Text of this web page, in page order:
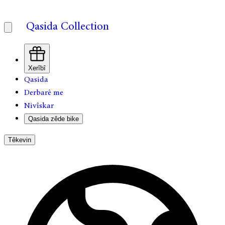
Qasida Collection
Xerîbî
Qasida
Derbarê me
Nivîskar
Qasida zêde bike
Têkevin